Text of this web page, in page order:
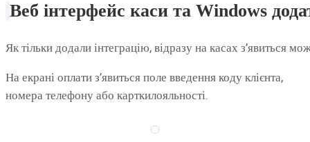
Веб інтерфейс каси та Windows
Як тільки додали інтеграцію, відразу на касах з’явиться
На екрані оплати з’явиться поле введення коду клієнта,
номера телефону або карткилояльності.